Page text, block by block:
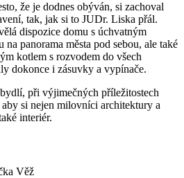
že je dodnes obýván, si zachoval
tak, jak si to JUDr. Liska přál.
dispozice domu s úchvatným
panorama města pod sebou, ale také
kotlem s rozvodem do všech
dokonce i zásuvky a vypínače.
při výjimečných příležitostech
si nejen milovníci architektury a
interiér.
Věž